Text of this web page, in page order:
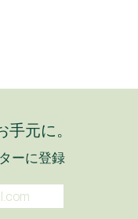
元に。
ーに登録